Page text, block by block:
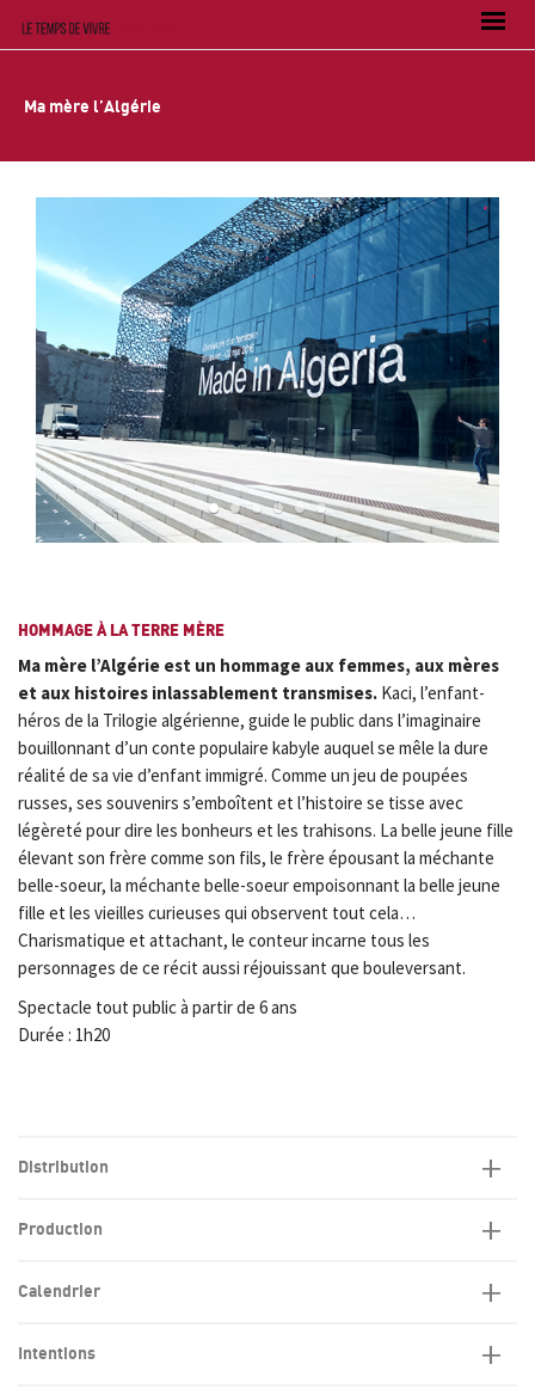
Ma mère l’Algérie
1 2 3 4 5 6
HOMMAGE À LA TERRE MÈRE
Ma mère l’Algérie est un hommage aux femmes, aux mères
et aux histoires inlassablement transmises. Kaci, l’enfant-
héros de la Trilogie algérienne, guide le public dans l’imaginaire
bouillonnant d’un conte populaire kabyle auquel se mêle la dure
réalité de sa vie d’enfant immigré. Comme un jeu de poupées
russes, ses souvenirs s’emboîtent et l’histoire se tisse avec
légèreté pour dire les bonheurs et les trahisons. La belle jeune fille
élevant son frère comme son fils, le frère épousant la méchante
belle-soeur, la méchante belle-soeur empoisonnant la belle jeune
fille et les vieilles curieuses qui observent tout cela…
Charismatique et attachant, le conteur incarne tous les
personnages de ce récit aussi réjouissant que bouleversant.
Spectacle tout public à partir de 6 ans
Durée : 1h20
Distribution
Production
Calendrier
Intentions